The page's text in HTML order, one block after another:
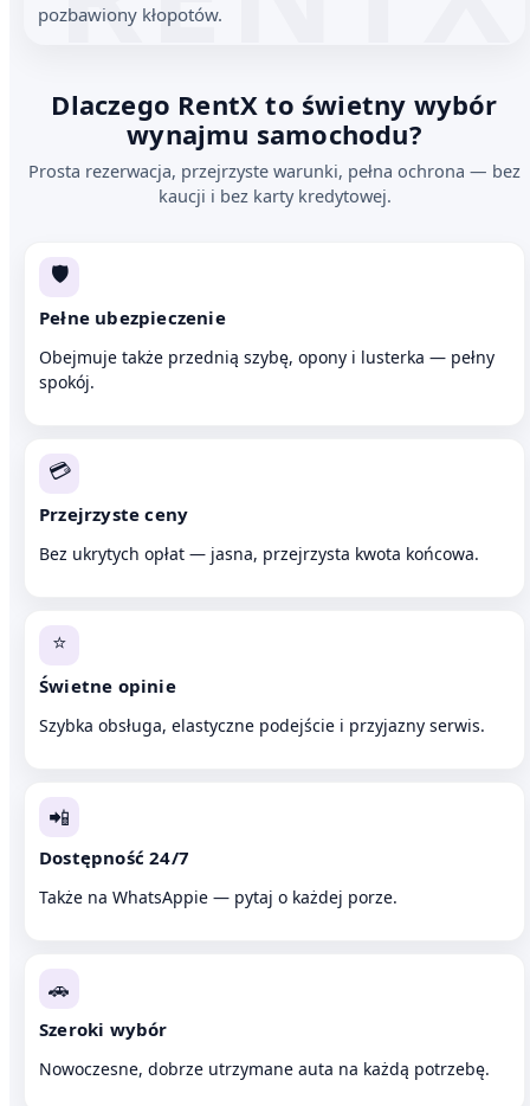
pozbawiony kłopotów.
Dlaczego RentX to świetny wybór
wynajmu samochodu?
Prosta rezerwacja, przejrzyste warunki, pełna ochrona — bez
kaucji i bez karty kredytowej.
🛡️
Pełne ubezpieczenie
Obejmuje także przednią szybę, opony i lusterka — pełny
spokój.
💳
Przejrzyste ceny
Bez ukrytych opłat — jasna, przejrzysta kwota końcowa.
⭐
Świetne opinie
Szybka obsługa, elastyczne podejście i przyjazny serwis.
📲
Dostępność 24/7
Także na WhatsAppie — pytaj o każdej porze.
🚗
Szeroki wybór
Nowoczesne, dobrze utrzymane auta na każdą potrzebę.